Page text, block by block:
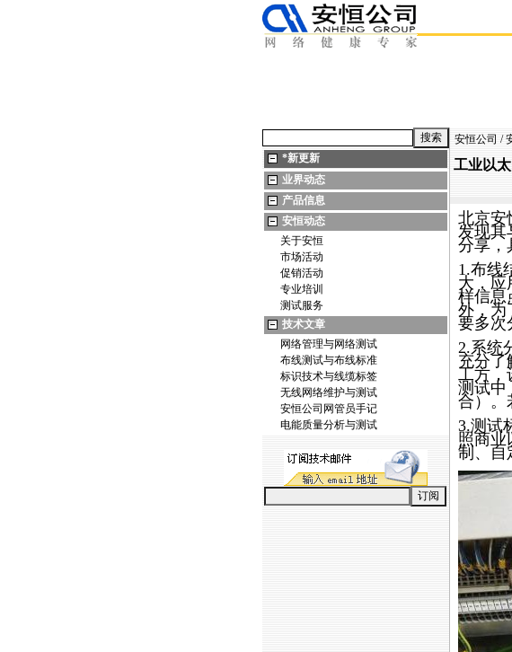
*新更新
业界动态
产品信息
安恒动态
关于安恒
市场活动
促销活动
专业培训
测试服务
技术文章
网络管理与网络测试
布线测试与布线标准
标识技术与线缆标签
无线网络维护与测试
安恒公司网管员手记
电能质量分析与测试
安恒公司 /
工业以
北京安
发现其
分享，
1.布线
大，应
样信息
外，为
要多次
2.系统
充分了
工方，
测试中
合）。
3.测试
照商业
制、自